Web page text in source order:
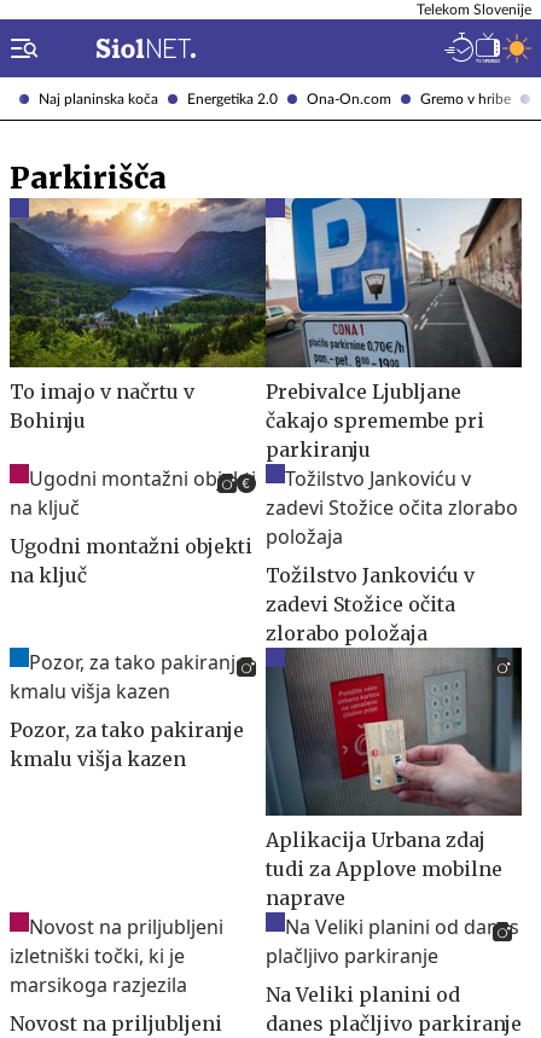
Naj planinska koča Energetika 2.0 Ona-On.com Gremo v hribe
Telekom Slovenije
Parkirišča
To imajo v načrtu v
Bohinju
Prebivalce Ljubljane
čakajo spremembe pri
parkiranju
Ugodni montažni objekti
na ključ
Tožilstvo Jankoviću v
zadevi Stožice očita
zlorabo položaja
Pozor, za tako pakiranje
kmalu višja kazen
Aplikacija Urbana zdaj
tudi za Applove mobilne
naprave
Novost na priljubljeni
Na Veliki planini od
danes plačljivo parkiranje